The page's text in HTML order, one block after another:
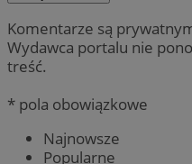
Komentarze są
Wydawca portalu nie
treść.
* pola obowiązkowe
Najnowsze
Popularne